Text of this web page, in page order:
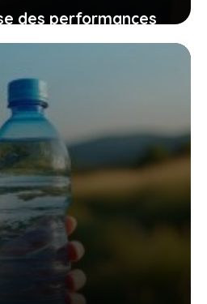
des performances
pour vous aider à